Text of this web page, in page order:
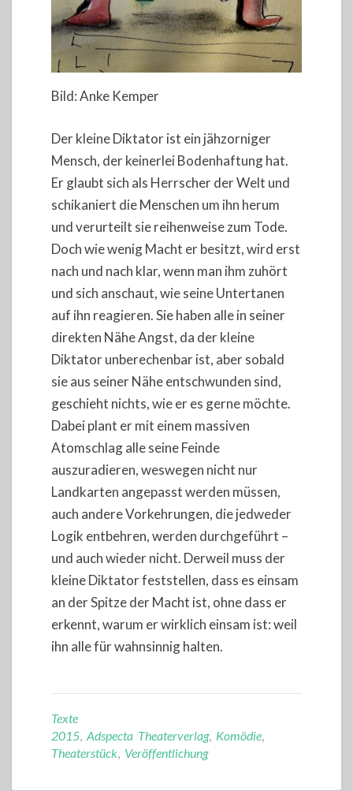
Bild: Anke Kemper
Der kleine Diktator ist ein jähzorniger
Mensch, der keinerlei Bodenhaftung hat.
Er glaubt sich als Herrscher der Welt und
schikaniert die Menschen um ihn herum
und verurteilt sie reihenweise zum Tode.
Doch wie wenig Macht er besitzt, wird erst
nach und nach klar, wenn man ihm zuhört
und sich anschaut, wie seine Untertanen
auf ihn reagieren. Sie haben alle in seiner
direkten Nähe Angst, da der kleine
Diktator unberechenbar ist, aber sobald
sie aus seiner Nähe entschwunden sind,
geschieht nichts, wie er es gerne möchte.
Dabei plant er mit einem massiven
Atomschlag alle seine Feinde
auszuradieren, weswegen nicht nur
Landkarten angepasst werden müssen,
auch andere Vorkehrungen, die jedweder
Logik entbehren, werden durchgeführt –
und auch wieder nicht. Derweil muss der
kleine Diktator feststellen, dass es einsam
an der Spitze der Macht ist, ohne dass er
erkennt, warum er wirklich einsam ist: weil
ihn alle für wahnsinnig halten.
Texte
2015, Adspecta Theaterverlag, Komödie,
Theaterstück, Veröffentlichung